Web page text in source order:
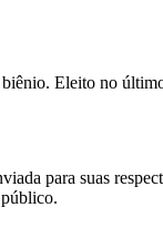
Eleito no
para suas